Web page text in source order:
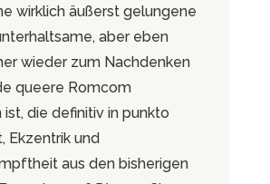
wirklich äußerst gelungene
aber eben
wieder zum Nachdenken
queere Romcom
die definitiv in punkto
Ekzentrik und
aus den bisherigen